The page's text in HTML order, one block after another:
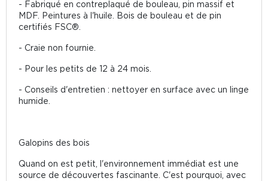
- Fabriqué en contreplaqué de bouleau, pin massif et
MDF. Peintures à l'huile. Bois de bouleau et de pin
certifiés FSC®.
- Craie non fournie.
- Pour les petits de 12 à 24 mois.
- Conseils d'entretien : nettoyer en surface avec un linge
humide.
Galopins des bois
Quand on est petit, l'environnement immédiat est une
source de découvertes fascinante. C'est pourquoi, avec